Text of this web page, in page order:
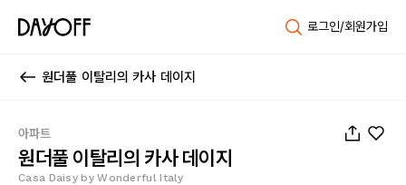
로그인/회원가입
원더풀 이탈리의 카사 데이지
아파트
원더풀 이탈리의 카사 데이지
Casa Daisy by Wonderful Italy